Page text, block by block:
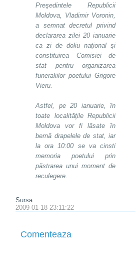
Preşedintele Republicii
Moldova, Vladimir Voronin,
a semnat decretul privind
declararea zilei 20 ianuarie
ca zi de doliu naţional şi
constituirea Comisiei de
stat pentru organizarea
funeraliilor poetului Grigore
Vieru.
Astfel, pe 20 ianuarie, în
toate localităţile Republicii
Moldova vor fi lăsate în
bernă drapelele de stat, iar
la ora 10:00 se va cinsti
memoria poetului prin
păstrarea unui moment de
reculegere.
Sursa
2009-01-18 23:11:22
Comenteaza